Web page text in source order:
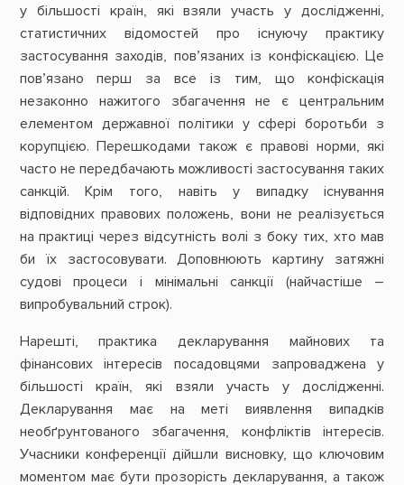
у більшості країн, які взяли участь у дослідженні,
статистичних відомостей про існуючу практику
застосування заходів, пов’язаних із конфіскацією. Це
пов’язано перш за все із тим, що конфіскація
незаконно нажитого збагачення не є центральним
елементом державної політики у сфері боротьби з
корупцією. Перешкодами також є правові норми, які
часто не передбачають можливості застосування таких
санкцій. Крім того, навіть у випадку існування
відповідних правових положень, вони не реалізується
на практиці через відсутність волі з боку тих, хто мав
би їх застосовувати. Доповнюють картину затяжні
судові процеси і мінімальні санкції (найчастіше –
випробувальний строк).
Нарешті, практика декларування майнових та
фінансових інтересів посадовцями запроваджена у
більшості країн, які взяли участь у дослідженні.
Декларування має на меті виявлення випадків
необґрунтованого збагачення, конфліктів інтересів.
Учасники конференції дійшли висновку, що ключовим
моментом має бути прозорість декларування, а також